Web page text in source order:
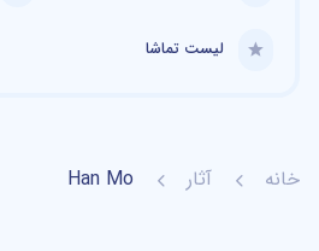
لیست تماشا
خانه آثار Han Mo